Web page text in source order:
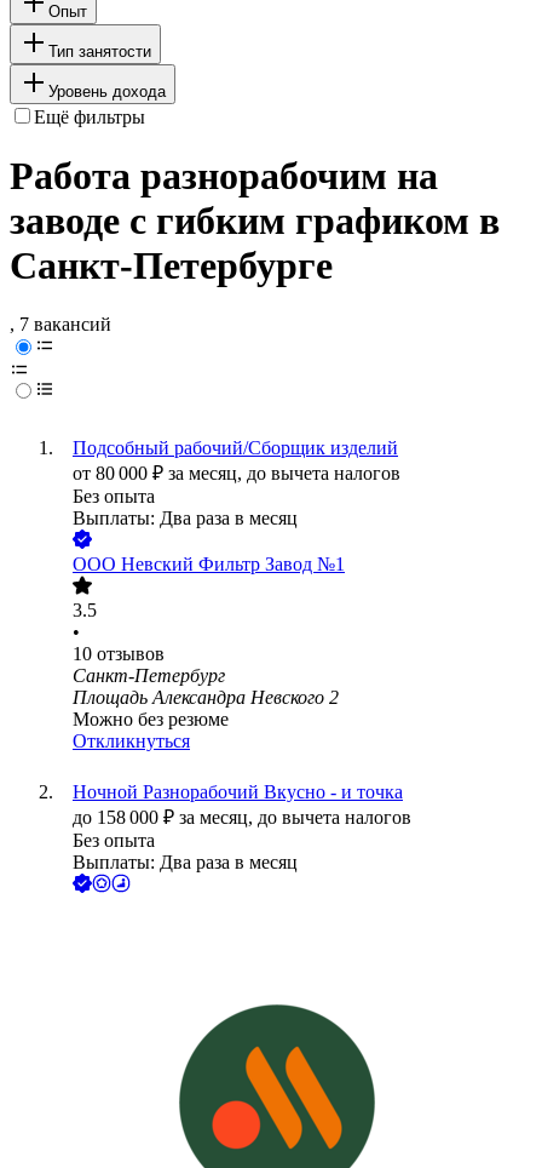
Опыт
Тип занятости
Уровень дохода
Ещё фильтры
Работа разнорабочим на
заводе с гибким графиком в
Санкт-Петербурге
, 7 вакансий
Подсобный рабочий/Сборщик изделий
от 80 000 ₽ за месяц, до вычета налогов
Без опыта
Выплаты: Два раза в месяц
ООО Невский Фильтр Завод №1
3.5
•
10 отзывов
Санкт-Петербург
Площадь Александра Невского 2
Можно без резюме
Откликнуться
Ночной Разнорабочий Вкусно - и точка
до 158 000 ₽ за месяц, до вычета налогов
Без опыта
Выплаты: Два раза в месяц